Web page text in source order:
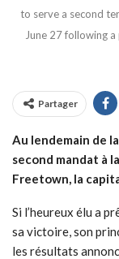
to serve a second
June 27 following
Partager
Au lendemain de
second mandat à
Freetown, la
Si l’heureux élu a
sa victoire, son
les résultats